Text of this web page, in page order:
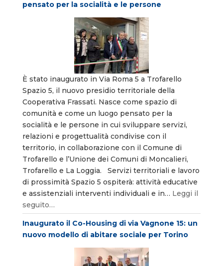
pensato per la socialità e le persone
È stato inaugurato in Via Roma 5 a Trofarello
Spazio 5, il nuovo presidio territoriale della
Cooperativa Frassati. Nasce come spazio di
comunità e come un luogo pensato per la
socialità e le persone in cui sviluppare servizi,
relazioni e progettualità condivise con il
territorio, in collaborazione con il Comune di
Trofarello e l’Unione dei Comuni di Moncalieri,
Trofarello e La Loggia. Servizi territoriali e lavoro
di prossimità Spazio 5 ospiterà: attività educative
e assistenziali interventi individuali e in… Leggi il
seguito…
Inaugurato il Co-Housing di via Vagnone 15: un
nuovo modello di abitare sociale per Torino